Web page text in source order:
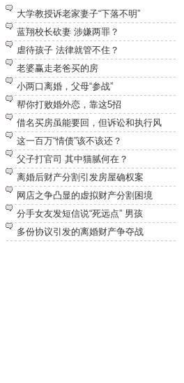
大学教授诉老家妻子“下落不明”
蓝翔校长砍妻 涉嫌两罪？
虐待孩子 法律就管不住？
老婆赢走老爸买的房
小两口离婚，父母“参战”
帮你打败婚外恋，靠这5招
借名买房虽能要回，但诉讼和执行风
这一百万“情债”该不该还？
父子打官司 其中猫腻何在？
离婚后财产分割引发房屋确权案
网店之争凸显的虚拟财产分割困境
分手女友发短信说“死远点” 男孩
多份协议引发的离婚财产争夺战